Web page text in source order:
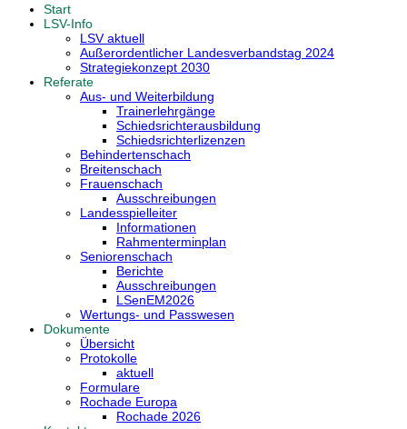
Start
LSV-Info
LSV aktuell
Außerordentlicher Landesverbandstag 2024
Strategiekonzept 2030
Referate
Aus- und Weiterbildung
Trainerlehrgänge
Schiedsrichterausbildung
Schiedsrichterlizenzen
Behindertenschach
Breitenschach
Frauenschach
Ausschreibungen
Landesspielleiter
Informationen
Rahmenterminplan
Seniorenschach
Berichte
Ausschreibungen
LSenEM2026
Wertungs- und Passwesen
Dokumente
Übersicht
Protokolle
aktuell
Formulare
Rochade Europa
Rochade 2026